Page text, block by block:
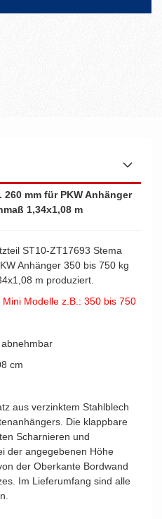
mm für PKW Anhänger
1,34x1,08 m
ST10-ZT17693 Stema
Anhänger 350 bis 750 kg
m produziert.
Modelle z.B.: 350 bis 750
cm
aus verzinktem Stahlblech
Die klappbare
Scharnieren und
der angegebenen Höhe
der Oberkante Bordwand
Im Lieferumfang sind alle